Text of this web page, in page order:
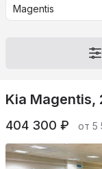
Magentis
Kia Magentis,
404 300 ₽ от 5